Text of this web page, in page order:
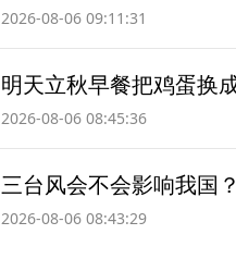
2026-08-06 09:11:31
明天立秋早餐把鸡蛋换
2026-08-06 08:45:36
三台风会不会影响我国
2026-08-06 08:43:29